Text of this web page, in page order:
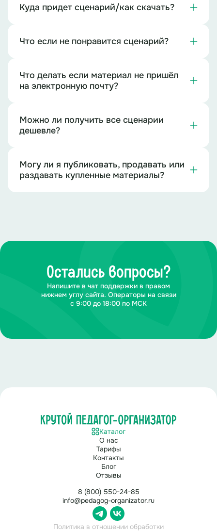
Куда придет сценарий/как скачать?
Что если не понравится сценарий?
Что делать если материал не пришёл
на электронную почту?
Можно ли получить все сценарии
дешевле?
Могу ли я публиковать, продавать или
раздавать купленные материалы?
Остались вопросы?
Напишите в чат поддержки в правом
нижнем углу сайта. Операторы на связи
с 9:00 до 18:00 по МСК
Каталог
О нас
Тарифы
Контакты
Блог
Отзывы
8 (800) 550-24-85
info@pedagog-organizator.ru
Политика в отношении обработки